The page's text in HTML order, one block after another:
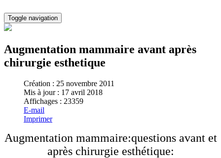
Toggle navigation
Augmentation mammaire avant après
chirurgie esthetique
Création : 25 novembre 2011
Mis à jour : 17 avril 2018
Affichages : 23359
E-mail
Imprimer
Augmentation mammaire:questions avant et
après chirurgie esthétique: